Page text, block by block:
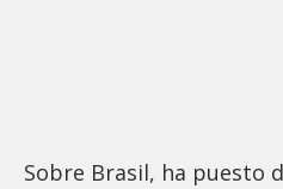
Sobre Brasil, ha puesto